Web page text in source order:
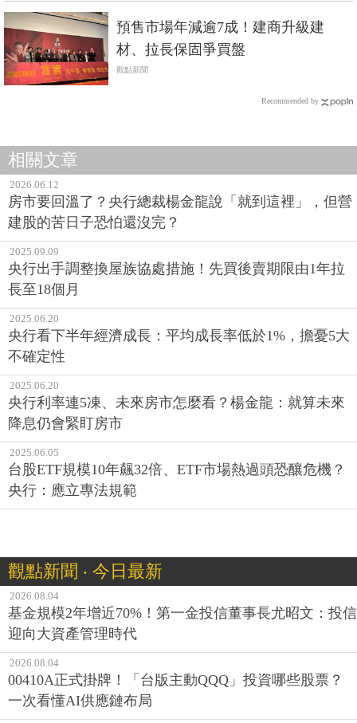
預售市場年減逾7成！建商升級建
材、拉長保固爭買盤
觀點新聞
Recommended by
相關文章
2026.06.12
房市要回溫了？央行總裁楊金龍說「就到這裡」，但營
建股的苦日子恐怕還沒完？
2025.09.09
央行出手調整換屋族協處措施！先買後賣期限由1年拉
長至18個月
2025.06.20
央行看下半年經濟成長：平均成長率低於1%，擔憂5大
不確定性
2025.06.20
央行利率連5凍、未來房市怎麼看？楊金龍：就算未來
降息仍會緊盯房市
2025.06.05
台股ETF規模10年飆32倍、ETF市場熱過頭恐釀危機？
央行：應立專法規範
觀點新聞 ‧ 今日最新
2026.08.04
基金規模2年增近70%！第一金投信董事長尤昭文：投信
迎向大資產管理時代
2026.08.04
00410A正式掛牌！「台版主動QQQ」投資哪些股票？
一次看懂AI供應鏈布局